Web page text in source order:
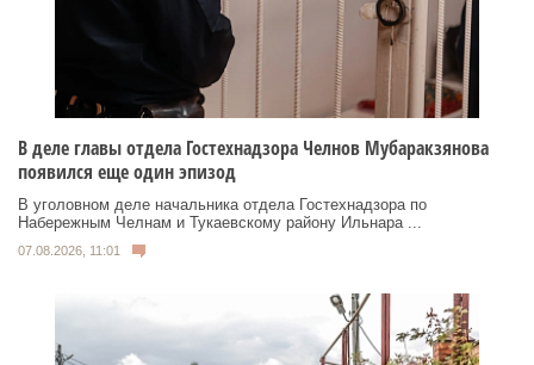
В деле главы отдела Гостехнадзора Челнов Мубаракзянова
появился еще один эпизод
В уголовном деле начальника отдела Гостехнадзора по
Набережным Челнам и Тукаевскому району Ильнара ...
07.08.2026, 11:01